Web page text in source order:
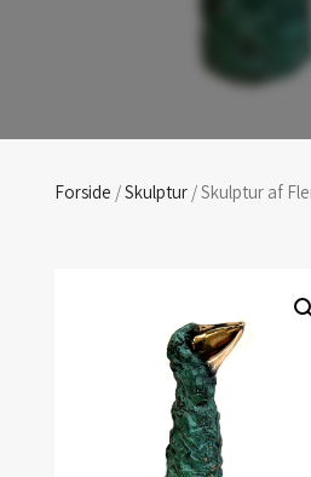
Forside /Skulptur/ Skulptur af